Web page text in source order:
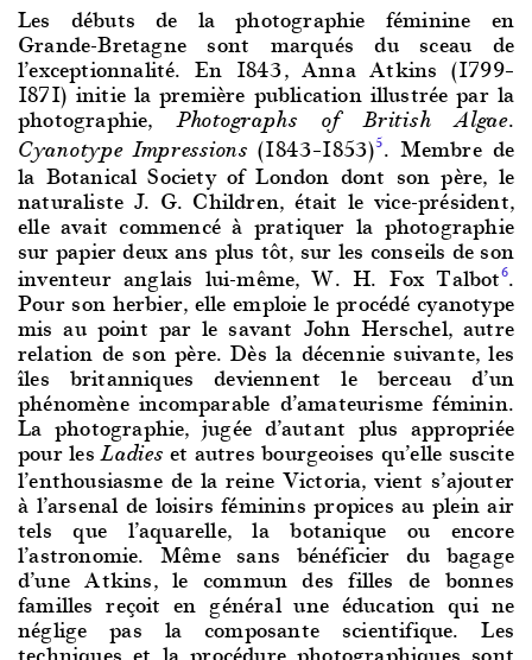
Les débuts de la photographie féminine en
Grande-Bretagne sont marqués du sceau de
l’exceptionnalité. En 1843, Anna Atkins (1799–
1871) initie la première publication illustrée par la
photographie,Photographs of British Algae.
Cyanotype Impressions(1843–1853)5. Membre de
la Botanical Society of London dont son père, le
naturaliste J. G. Children, était le vice-président,
elle avait commencé à pratiquer la photographie
sur papier deux ans plus tôt, sur les conseils de son
inventeur anglais lui-même, W. H. Fox Talbot6.
Pour son herbier, elle emploie le procédé cyanotype
mis au point par le savant John Herschel, autre
relation de son père. Dès la décennie suivante, les
îles britanniques deviennent le berceau d’un
phénomène incomparable d’amateurisme féminin.
La photographie, jugée d’autant plus appropriée
pour lesLadies et autres bourgeoises qu’elle suscite
l’enthousiasme de la reine Victoria, vient s’ajouter
à l’arsenal de loisirs féminins propices au plein air
tels que l’aquarelle, la botanique ou encore
l’astronomie. Même sans bénéficier du bagage
d’une Atkins, le commun des filles de bonnes
familles reçoit en général une éducation qui ne
néglige pas la composante scientifique. Les